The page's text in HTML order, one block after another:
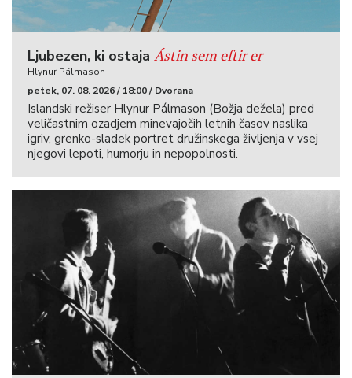
Ljubezen, ki ostaja Ástin sem eftir er
Hlynur Pálmason
petek, 07. 08. 2026 / 18:00 / Dvorana
Islandski režiser Hlynur Pálmason (Božja dežela) pred
veličastnim ozadjem minevajočih letnih časov naslika
igriv, grenko-sladek portret družinskega življenja v vsej
njegovi lepoti, humorju in nepopolnosti.